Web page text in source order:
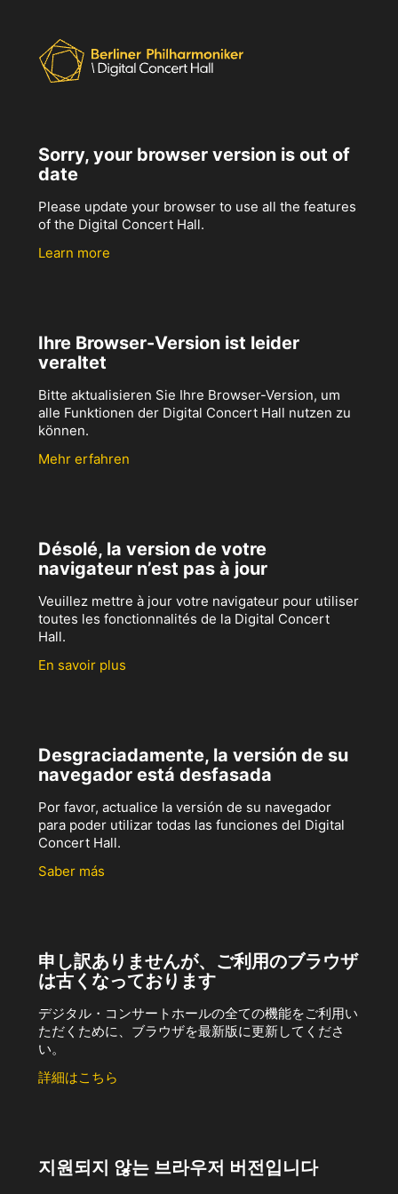
Sorry, your browser version is out of
date
Please update your browser to use all the features
of the Digital Concert Hall.
Learn more
Ihre Browser-Version ist leider
veraltet
Bitte aktualisieren Sie Ihre Browser-Version, um
alle Funktionen der Digital Concert Hall nutzen zu
können.
Mehr erfahren
Désolé, la version de votre
navigateur n’est pas à jour
Veuillez mettre à jour votre navigateur pour utiliser
toutes les fonctionnalités de la Digital Concert
Hall.
En savoir plus
Desgraciadamente, la versión de su
navegador está desfasada
Por favor, actualice la versión de su navegador
para poder utilizar todas las funciones del Digital
Concert Hall.
Saber más
申し訳ありませんが、ご利用のブラウザ
は古くなっております
デジタル・コンサートホールの全ての機能をご利用い
ただくために、ブラウザを最新版に更新してくださ
い。
詳細はこちら
지원되지 않는 브라우저 버전입니다